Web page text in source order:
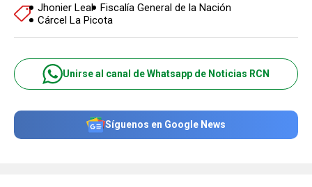
Jhonier Leal Fiscalía General de la Nación
Cárcel La Picota
Unirse al canal de Whatsapp de Noticias RCN
Síguenos en Google News